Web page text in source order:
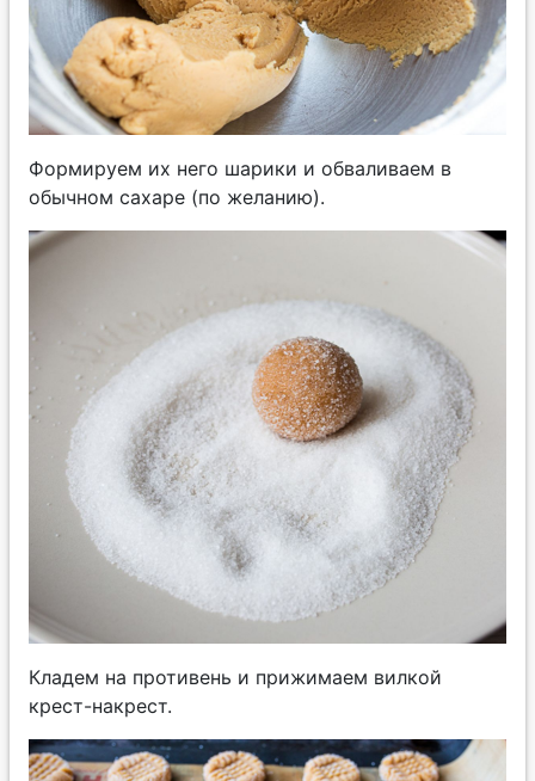
Формируем их него шарики и обваливаем в
обычном сахаре (по желанию).
Кладем на противень и прижимаем вилкой
крест-накрест.